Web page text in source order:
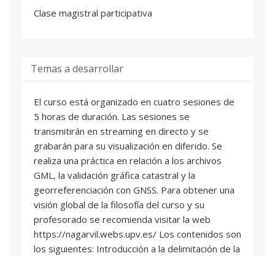
Clase magistral participativa
Temas a desarrollar
El curso está organizado en cuatro sesiones de
5 horas de duración. Las sesiones se
transmitirán en streaming en directo y se
grabarán para su visualización en diferido. Se
realiza una práctica en relación a los archivos
GML, la validación gráfica catastral y la
georreferenciación con GNSS. Para obtener una
visión global de la filosofía del curso y su
profesorado se recomienda visitar la web
https://nagarvil.webs.upv.es/ Los contenidos son
los siguientes: Introducción a la delimitación de la